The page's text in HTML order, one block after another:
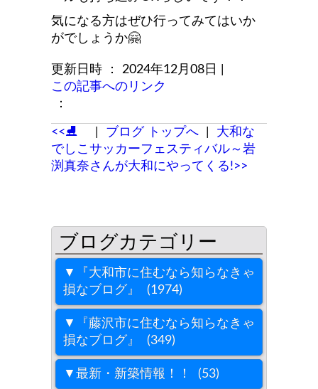
気になる方はぜひ行ってみてはいか
がでしょうか🤗
更新日時 ： 2024年12月08日
この記事へのリンク
：
<<⛸ ブログ トップへ
大和な
でしこサッカーフェスティバル～岩
渕真奈さんが大和にやってくる!>>
▼『大和市に住むなら知らなきゃ
損なブログ』 (1974)
▼『藤沢市に住むなら知らなきゃ
損なブログ』 (349)
▼最新・新築情報！！ (53)